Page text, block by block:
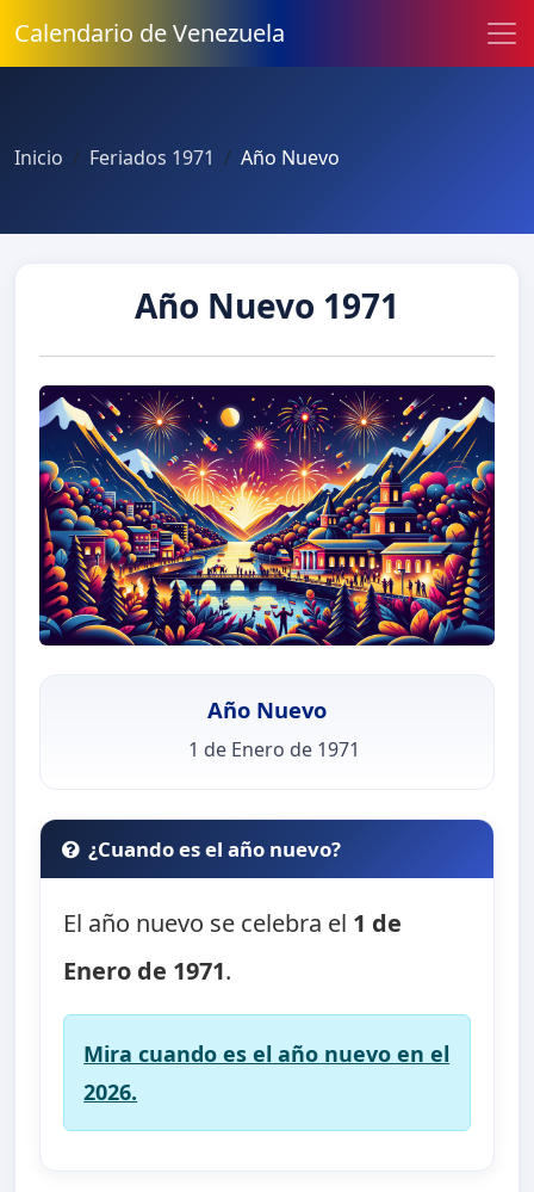
Calendario de Venezuela
Inicio Feriados 1971 Año Nuevo
Año Nuevo 1971
Año Nuevo
1 de Enero de 1971
¿Cuando es el año nuevo?
El año nuevo se celebra el 1 de
Enero de 1971.
Mira cuando es el año nuevo en el
2026.